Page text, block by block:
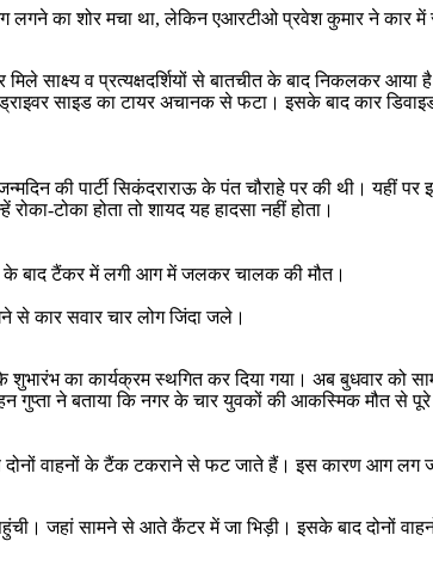
का शोर मचा था, लेकिन एआरटीओ प्रवेश कुमार ने कार में
साक्ष्य व प्रत्यक्षदर्शियों से बातचीत के बाद निकलकर
साइड का टायर अचानक से फटा। इसके बाद कार
की पार्टी सिकंदराराऊ के पंत चौराहे पर की थी।
टोका होता तो शायद यह हादसा नहीं होता।
के बाद टैंकर में लगी आग में जलकर चालक की मौत।
से कार सवार चार लोग जिंदा जले।
का कार्यक्रम स्थगित कर दिया गया। अब बुधवार को
गुप्ता ने बताया कि नगर के चार युवकों की आकस्मिक
वाहनों के टैंक टकराने से फट जाते हैं। इस कारण आग लग
जहां सामने से आते कैंटर में जा भिड़ी। इसके बाद दोनों